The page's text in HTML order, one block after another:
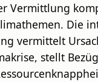
Vermittlung
Die
vermittelt
stellt